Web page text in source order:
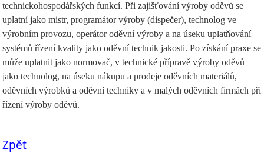
technickohospodářských funkcí. Při zajišťování výroby oděvů se
uplatní jako mistr, programátor výroby (dispečer), technolog ve
výrobním provozu, operátor oděvní výroby a na úseku uplatňování
systémů řízení kvality jako oděvní technik jakosti. Po získání praxe se
může uplatnit jako normovač, v technické přípravě výroby oděvů
jako technolog, na úseku nákupu a prodeje oděvních materiálů,
oděvních výrobků a oděvní techniky a v malých oděvních firmách při
řízení výroby oděvů.
Zpět